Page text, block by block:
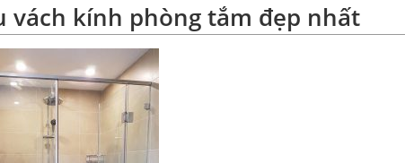
vách kính phòng tắm đẹp nhất